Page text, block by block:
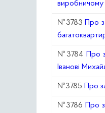
виробничому
№3783
Про
№3784
Про
Іванові
№3785 Про
№3786
Про